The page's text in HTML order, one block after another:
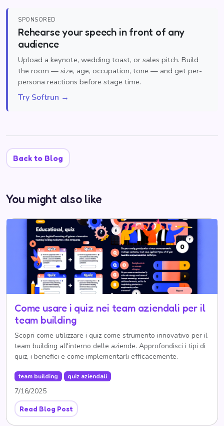
SPONSORED
Rehearse your speech in front of any
audience
Upload a keynote, wedding toast, or sales pitch. Build
the room — size, age, occupation, tone — and get per-
persona reactions before stage time.
Try Softrun →
Back to Blog
You might also like
Come usare i quiz nei team aziendali per il
team building
Scopri come utilizzare i quiz come strumento innovativo per il
team building all'interno delle aziende. Approfondisci i tipi di
quiz, i benefici e come implementarli efficacemente.
team building quiz aziendali
7/16/2025
Read Blog Post